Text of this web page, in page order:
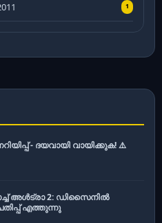
- ദയവായി വായിക്കുക! ⚠️
അൾട്രാ 2: ഡിസൈനിൽ
എത്തുന്നു
1